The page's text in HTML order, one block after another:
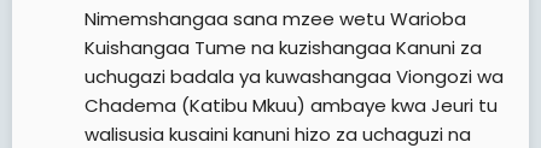
Nimemshangaa sana mzee wetu Warioba
Kuishangaa Tume na kuzishangaa Kanuni za
uchugazi badala ya kuwashangaa Viongozi wa
Chadema (Katibu Mkuu) ambaye kwa Jeuri tu
walisusia kusaini kanuni hizo za uchaguzi na